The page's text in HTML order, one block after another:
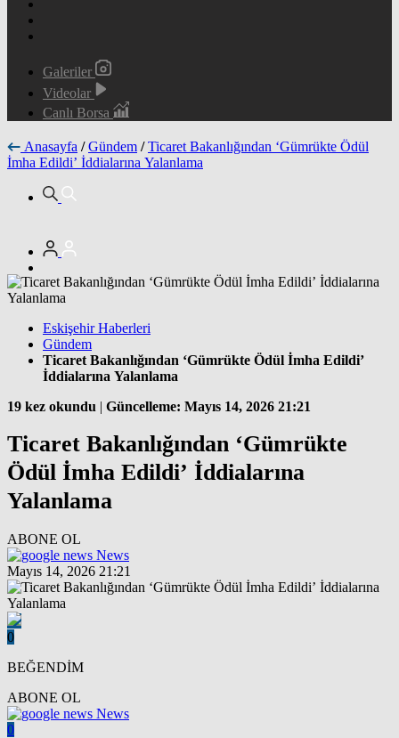
Galeriler
Videolar
Canlı Borsa
Anasayfa / Gündem / Ticaret Bakanlığından ‘Gümrükte Ödül
İmha Edildi’ İddialarına Yalanlama
Eskişehir Haberleri
Gündem
Ticaret Bakanlığından ‘Gümrükte Ödül İmha Edildi’
İddialarına Yalanlama
19 kez okundu | Güncelleme: Mayıs 14, 2026 21:21
Ticaret Bakanlığından ‘Gümrükte
Ödül İmha Edildi’ İddialarına
Yalanlama
ABONE OL
News
Mayıs 14, 2026 21:21
0
BEĞENDİM
ABONE OL
News
0